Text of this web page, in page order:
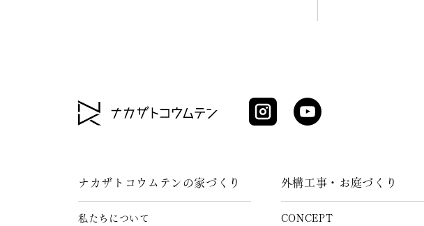
ナカザトコウムテンの家づくり
私たちについて
外構工事・お庭づくり
CONCEPT